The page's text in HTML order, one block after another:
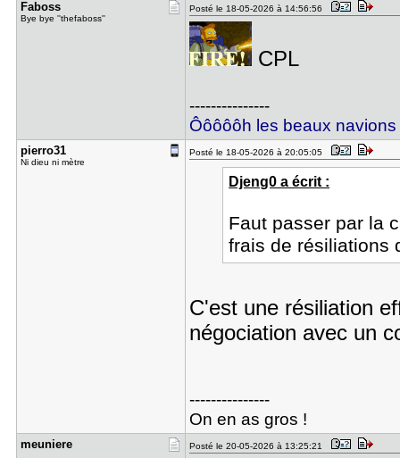
Faboss
Bye bye ''thefaboss''
Posté le 18-05-2026 à 14:56:56
CPL
---------------
Ôôôôôh les beaux navions
pierro31
Ni dieu ni mètre
Posté le 18-05-2026 à 20:05:05
Djeng0 a écrit :
Faut passer par la
frais de résiliations
C'est une résiliation
négociation avec un
---------------
On en as gros !
meuniere Posté le 20-05-2026 à 13:25:21